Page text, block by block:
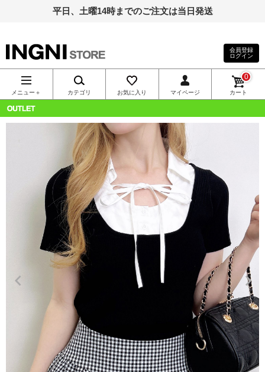
平日、土曜14時までのご注文は当日発送
INGNI（イン
グ）公式通
販｜INGNI
会員登録
ログイン
メニュー＋ カテゴリ お気に入り マイページ カート
0
OUTLET